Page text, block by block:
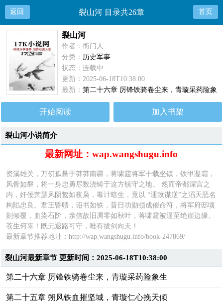
返回 裂山河 目录共26章 首页
裂山河
作者：衙门人
分类： 历史军事
状态：连载中
更新：2025-06-18T10:38:00
最新：第二十六章 厉锋铁骑卷尘来，青璇采药险象
生
开始阅读 加入书架
裂山河小说简介
最新网址：wap.wangshugu.info
资溪雄关，万仞孤悬于莽莽南疆，蒋啸霆将军十载坐镇，铁甲凝霜，
风骨如磐，将一身忠勇尽数浇铸于这方镇守之地。 然而帝都深宫之
内，奸佞萧瑟风阴鸷如夜枭，毒计暗生，竟以 “通敌谋逆”之滔天恶名
构陷忠良。君王昏聩，诏书如铁，昔日功勋顿成催命符，将军府邸顷
刻倾覆，血染石阶，亲信故旧凋零如秋叶，蒋啸霆被逼至绝崖边缘。
苍生何辜！既无退路可守，唯有拔剑向天！
最新章节推荐地址：http://wap.wangshugu.info/book-247869/
裂山河最新章节 更新时间：2025-06-18T10:38:00
第二十六章 厉锋铁骑卷尘来，青璇采药险象生
第二十五章 朔风铁血摧坚城，青璇仁心挽天倾